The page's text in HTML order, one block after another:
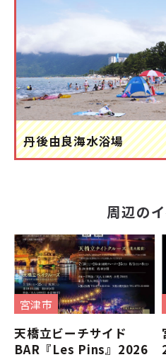
丹後由良海水浴場
周辺の
宮津市
天橋立ビーチサイド
BAR『Les Pins』2026